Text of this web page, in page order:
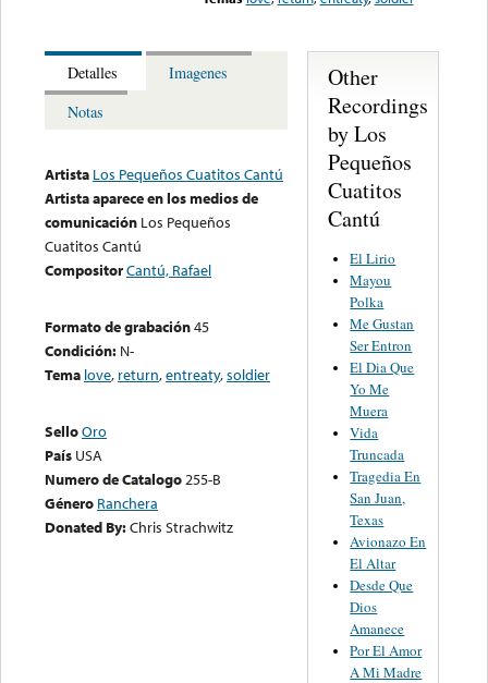
Detalles
Imagenes
Notas
Artista Los Pequeños Cuatitos Cantú
Artista aparece en los medios de
comunicación Los Pequeños
Cuatitos Cantú
CompositorCantú, Rafael
Formato de grabación45
Condición: N-
Tema love, return,entreaty,soldier
SelloOro
País USA
Numero de Catalogo255-B
Género Ranchera
Donated By:Chris Strachwitz
Other
Recordings
by Los
Pequeños
Cuatitos
Cantú
El Lirio
Mayou
Polka
Me Gustan
Ser Entron
El Dia Que
Yo Me
Muera
Vida
Truncada
Tragedia En
San Juan,
Texas
Avionazo En
El Altar
Desde Que
Dios
Amanece
Por El Amor
A Mi Madre